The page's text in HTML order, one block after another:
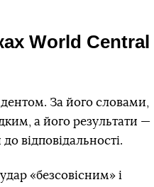
World Central
За його словами,
а його результати —
відповідальності.
удар «безсовісним» і